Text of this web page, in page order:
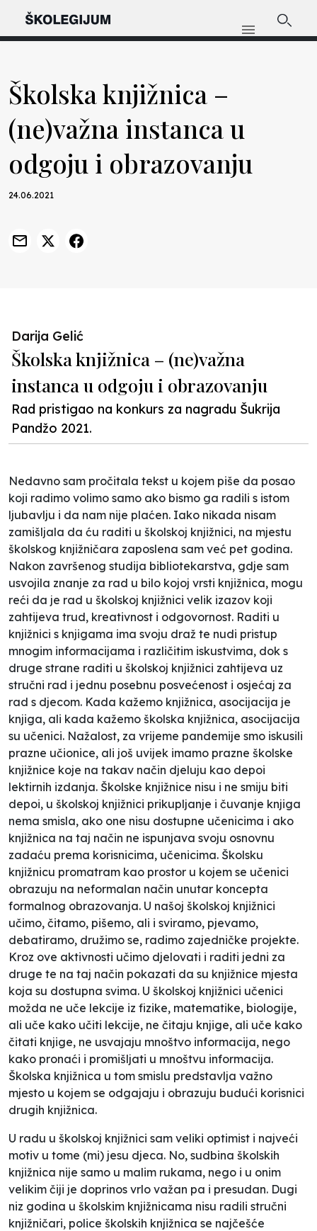
Školska knjižnica –
(ne)važna instanca u
odgoju i obrazovanju
24.06.2021
Darija Gelić
Školska knjižnica – (ne)važna
instanca u odgoju i obrazovanju
Rad pristigao na konkurs za nagradu Šukrija
Pandžo 2021.
Nedavno sam pročitala tekst u kojem piše da posao
koji radimo volimo samo ako bismo ga radili s istom
ljubavlju i da nam nije plaćen. Iako nikada nisam
zamišljala da ću raditi u školskoj knjižnici, na mjestu
školskog knjižničara zaposlena sam već pet godina.
Nakon završenog studija bibliotekarstva, gdje sam
usvojila znanje za rad u bilo kojoj vrsti knjižnica, mogu
reći da je rad u školskoj knjižnici velik izazov koji
zahtijeva trud, kreativnost i odgovornost. Raditi u
knjižnici s knjigama ima svoju draž te nudi pristup
mnogim informacijama i različitim iskustvima, dok s
druge strane raditi u školskoj knjižnici zahtijeva uz
stručni rad i jednu posebnu posvećenost i osjećaj za
rad s djecom. Kada kažemo knjižnica, asocijacija je
knjiga, ali kada kažemo školska knjižnica, asocijacija
su učenici. Nažalost, za vrijeme pandemije smo iskusili
prazne učionice, ali još uvijek imamo prazne školske
knjižnice koje na takav način djeluju kao depoi
lektirnih izdanja. Školske knjižnice nisu i ne smiju biti
depoi, u školskoj knjižnici prikupljanje i čuvanje knjiga
nema smisla, ako one nisu dostupne učenicima i ako
knjižnica na taj način ne ispunjava svoju osnovnu
zadaću prema korisnicima, učenicima. Školsku
knjižnicu promatram kao prostor u kojem se učenici
obrazuju na neformalan način unutar koncepta
formalnog obrazovanja. U našoj školskoj knjižnici
učimo, čitamo, pišemo, ali i sviramo, pjevamo,
debatiramo, družimo se, radimo zajedničke projekte.
Kroz ove aktivnosti učimo djelovati i raditi jedni za
druge te na taj način pokazati da su knjižnice mjesta
koja su dostupna svima. U školskoj knjižnici učenici
možda ne uče lekcije iz fizike, matematike, biologije,
ali uče kako učiti lekcije, ne čitaju knjige, ali uče kako
čitati knjige, ne usvajaju mnoštvo informacija, nego
kako pronaći i promišljati u mnoštvu informacija.
Školska knjižnica u tom smislu predstavlja važno
mjesto u kojem se odgajaju i obrazuju budući korisnici
drugih knjižnica.
U radu u školskoj knjižnici sam veliki optimist i najveći
motiv u tome (mi) jesu djeca. No, sudbina školskih
knjižnica nije samo u malim rukama, nego i u onim
velikim čiji je doprinos vrlo važan pa i presudan. Dugi
niz godina u školskim knjižnicama nisu radili stručni
knjižničari, police školskih knjižnica se najčešće